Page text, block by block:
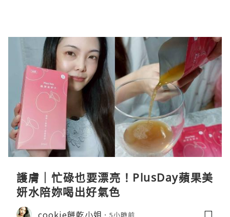
護膚｜忙碌也要漂亮！PlusDay蘋果美
妍水陪妳喝出好氣色
cookie餅乾小姐 5小時前